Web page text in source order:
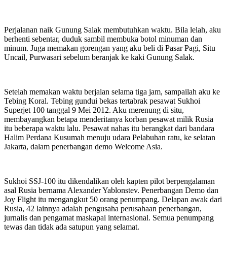
Perjalanan naik Gunung Salak membutuhkan waktu. Bila lelah, aku
berhenti sebentar, duduk sambil membuka botol minuman dan
minum. Juga memakan gorengan yang aku beli di Pasar Pagi, Situ
Uncail, Purwasari sebelum beranjak ke kaki Gunung Salak.
Setelah memakan waktu berjalan selama tiga jam, sampailah aku ke
Tebing Koral. Tebing gundui bekas tertabrak pesawat Sukhoi
Superjet 100 tanggal 9 Mei 2012. Aku merenung di situ,
membayangkan betapa menderitanya korban pesawat milik Rusia
itu beberapa waktu lalu. Pesawat nahas itu berangkat dari bandara
Halim Perdana Kusumah menuju udara Pelabuhan ratu, ke selatan
Jakarta, dalam penerbangan demo Welcome Asia.
Sukhoi SSJ-100 itu dikendalikan oleh kapten pilot berpengalaman
asal Rusia bernama Alexander Yablonstev. Penerbangan Demo dan
Joy Flight itu mengangkut 50 orang penumpang. Delapan awak dari
Rusia, 42 lainnya adalah pengusaha perusahaan penerbangan,
jurnalis dan pengamat maskapai internasional. Semua penumpang
tewas dan tidak ada satupun yang selamat.